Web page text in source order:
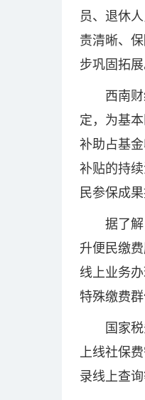
员、退休
责清晰、
步巩固拓展
西南
定，为基
补助占基
补贴的持
民参保成
据了
升便民缴
线上业务
特殊缴费
国家
上线社保
录线上查询